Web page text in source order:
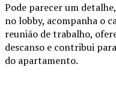
Pode parecer um
no lobby, acompanha o
reunião de trabalho,
descanso e contribui
do apartamento.